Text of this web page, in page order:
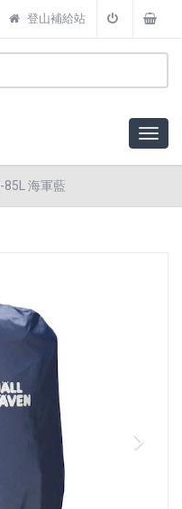
登山補給站
85L 海軍藍